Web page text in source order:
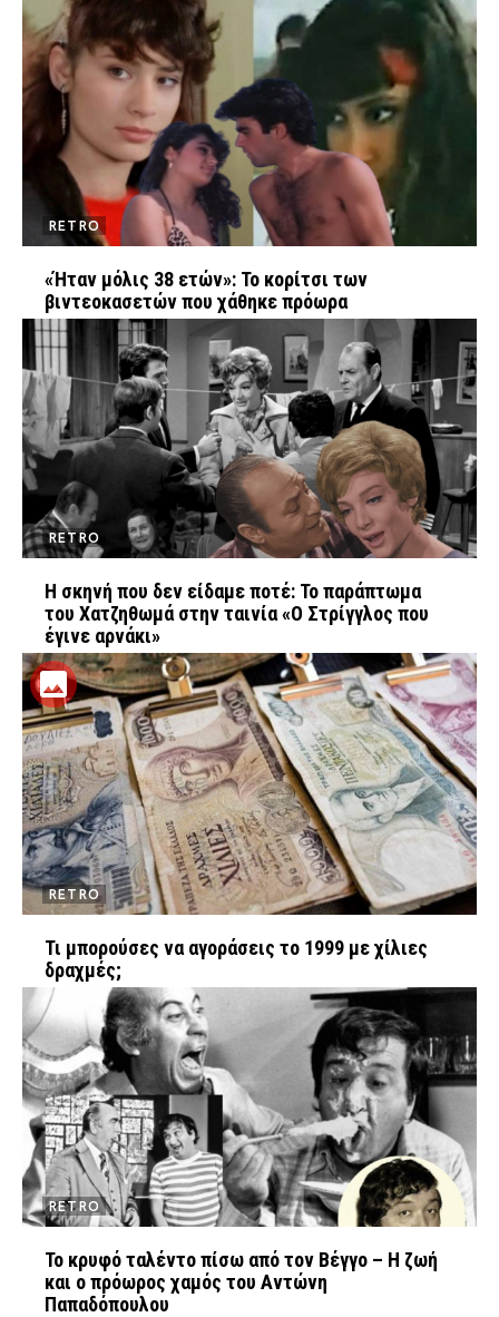
RETRO
«Ήταν μόλις 38 ετών»: Το κορίτσι των
βιντεοκασετών που χάθηκε πρόωρα
RETRO
Η σκηνή που δεν είδαμε ποτέ: Το παράπτωμα
του Χατζηθωμά στην ταινία «Ο Στρίγγλος που
έγινε αρνάκι»
RETRO
Τι μπορούσες να αγοράσεις το 1999 με χίλιες
δραχμές;
RETRO
Το κρυφό ταλέντο πίσω από τον Βέγγο – Η ζωή
και ο πρόωρος χαμός του Αντώνη
Παπαδόπουλου